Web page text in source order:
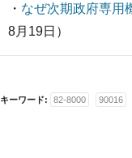
・ なぜ次期政府専用
8月19日）
キーワード: 82-8000 90016